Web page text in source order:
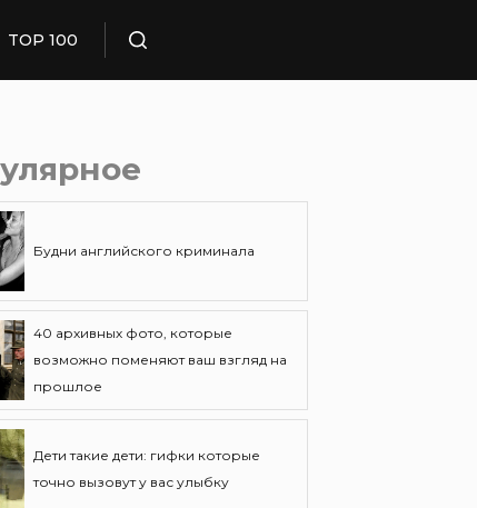
TOP 100
Будни английского криминала
40 архивных фото, которые
возможно поменяют ваш взгляд на
прошлое
Дети такие дети: гифки которые
точно вызовут у вас улыбку